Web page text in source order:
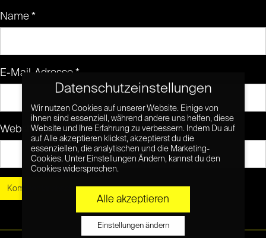
Name *
E-Mail-Adresse *
Website
Datenschutzeinstellungen
Wir nutzen Cookies auf unserer Website. Einige von
ihnen sind essenziell, während andere uns helfen, diese
Website und Ihre Erfahrung zu verbessern. Indem Du auf
auf Alle akzeptieren klickst, akzeptierst du die
essenziellen, die analytischen und die Marketing-
Cookies. Unter Einstellungen Ändern, kannst du den
Cookies widersprechen.
Alle akzeptieren
Einstellungen ändern